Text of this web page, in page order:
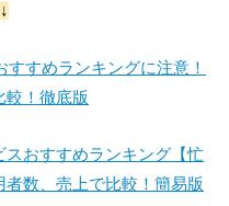
すすめランキングに注意！
較！徹底版
おすすめランキング【忙
数、売上で比較！簡易版